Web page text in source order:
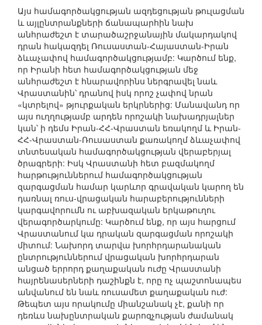
Այս համագործակցության ազդեցության թուլացման
և այլընտրանքների ճանապարհին նախ
անհրաժեշտ է տարածաշրջանային մակարդակով
դրան հակազդել Ռուսաստան-Հայաստան-Իրան
ձևաչափով համագործակցությամբ: Կարծում ենք,
որ Իրանի հետ համագործակցության մեջ
անհրաժեշտ է հնարավորինս ներգրավել նաև
Վրաստանին՝ դրանով իսկ որոշ չափով նրան
«կտրելով» թյուրքական երկրներից: Մանավանդ որ
այս ուղղությամբ արդեն որոշակի նախադրյալներ
կան՝ ի դեմս Իրան-ՀՀ-Վրաստան եռակողմ և Իրան-
ՀՀ-Վրաստան-Ռուսաստան քառակողմ ձևաչափով
տնտեսական համագործակցության վերաբերյալ
ծրագրերի: Իսկ Վրաստանի հետ բազմակողմ
հարթություններում համագործակցության
զարգացման համար կարևոր գրավական կարող են
դառնալ ռուս-վրացական հարաբերությունների
կարգավորումն ու աբխազական երկաթուղու
վերագործարկումը: Կարծում ենք, որ այս հարցում
Վրաստանում կա դրական զարգացման որոշակի
միտում: Նախորդ տարվա խորհրդարանական
ընտրություններում վրացական խորհրդարան
անցած երրորդ քաղաքական ուժը Վրաստանի
հայրենասերների դաշինքն է, որը ոչ պաշտոնապես
անվանում են նաև ռուսամետ քաղաքական ուժ:
Թեպետ այս որակումը միանշանակ չէ, քանի որ
դեռևս նախընտրական քարոզչության ժամանակ